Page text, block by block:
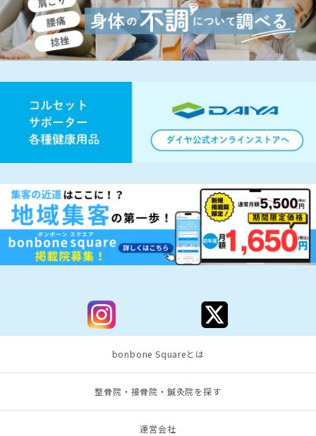
bonbone Squareとは
整骨院・接骨院・鍼灸院を探す
運営会社